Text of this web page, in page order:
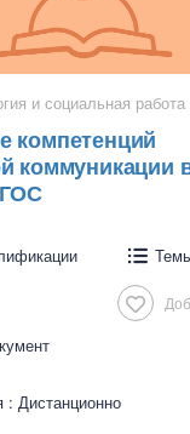
и социальная работа
компетенций
коммуникации
Дистанционно